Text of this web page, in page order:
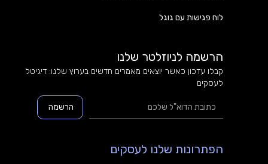
לוח פגישות עם גוגל
הרשמה לניוזלטר שלנו
קבלו עדכון כאשר יוצאים מאמרים חדשים בערוץ שלנו: דיגיטל
לעסקים
הפתרונות שלנו לעסקים